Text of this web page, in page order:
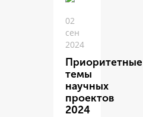
02
сен
2024
Приоритетные
темы
научных
проектов
2024